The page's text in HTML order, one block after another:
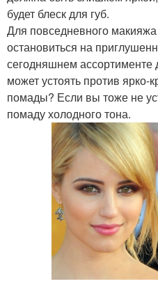
будет блеск для губ.
Для повседневного
остановиться на
сегодняшнем ассортименте
может устоять против ярко-
помады? Если вы тоже не
помаду холодного тона.